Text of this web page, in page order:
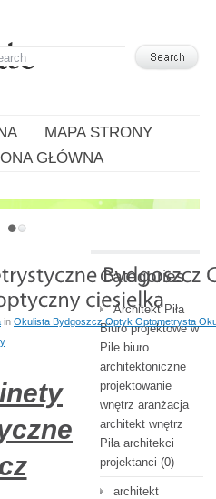
MAPA STRONY
GŁÓWNA
JUST ANOTHER WORDPRESS SITE
in Okulista Bydgoszcz Optyk Optometrysta
Categories
Architekt Piła
Biuro projektowe w
Pile biuro
architektoniczne
projektowanie
wnętrz aranżacja
architekt wnętrz
Piła architekci
projektanci (0)
architekt